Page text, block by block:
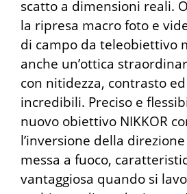
scatto a dimensioni reali.
la ripresa macro foto e
di campo da teleobiettivo
anche un’ottica
con nitidezza, contrasto
incredibili. Preciso e
nuovo obiettivo NIKKOR
l’inversione della
messa a fuoco,
vantaggiosa quando si